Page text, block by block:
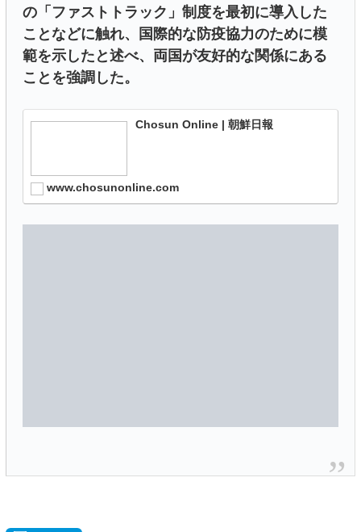
の「ファストトラック」制度を最初に導入した
ことなどに触れ、国際的な防疫協力のために模
範を示したと述べ、両国が友好的な関係にある
ことを強調した。
Chosun Online | 朝鮮日報
www.chosunonline.com